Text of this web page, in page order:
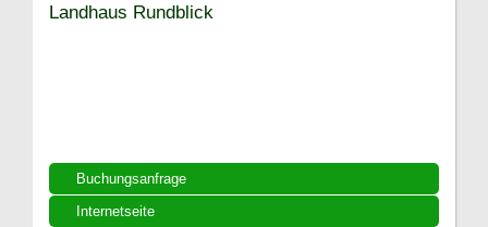
Buchungsanfrage
Internetseite
Landhaus Rundblick